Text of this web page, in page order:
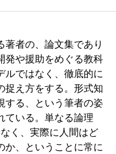
著者の、論文集であり
発や援助をめぐる教科
ルではなく、徹底的に
捉え方をする。形式知
する、という筆者の姿
ている。単なる論理
く、実際に人間はど
か、ということに常に